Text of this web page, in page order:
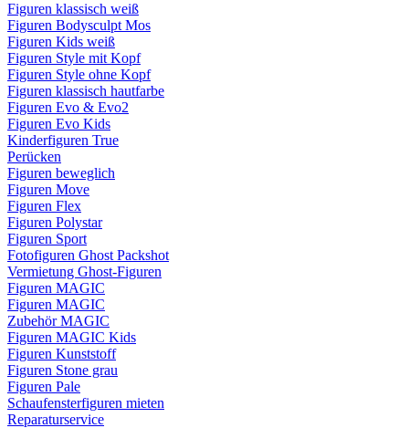
Figuren klassisch weiß
Figuren Bodysculpt Mos
Figuren Kids weiß
Figuren Style mit Kopf
Figuren Style ohne Kopf
Figuren klassisch hautfarbe
Figuren Evo & Evo2
Figuren Evo Kids
Kinderfiguren True
Perücken
Figuren beweglich
Figuren Move
Figuren Flex
Figuren Polystar
Figuren Sport
Fotofiguren Ghost Packshot
Vermietung Ghost-Figuren
Figuren MAGIC
Figuren MAGIC
Zubehör MAGIC
Figuren MAGIC Kids
Figuren Kunststoff
Figuren Stone grau
Figuren Pale
Schaufensterfiguren mieten
Reparaturservice